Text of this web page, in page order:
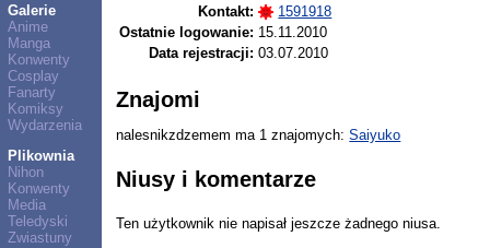
Galerie
Anime
Manga
Konwenty
Cosplay
Fanarty
Komiksy
Wydarzenia
Plikownia
Nihon
Konwenty
Media
Teledyski
Zwiastuny
Kontakt:
1591918
Ostatnie logowanie: 15.11.2010
Data rejestracji: 03.07.2010
Znajomi
nalesnikzdzemem ma 1 znajomych:Saiyuko
Niusy i komentarze
Ten użytkownik nie napisał jeszcze żadnego niusa.